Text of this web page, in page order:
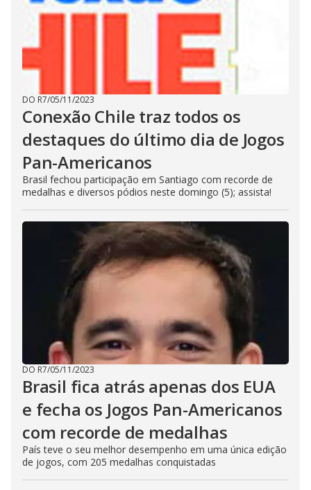
DO R7/05/11/2023
Conexão Chile traz todos os
destaques do último dia de Jogos
Pan-Americanos
Brasil fechou participação em Santiago com recorde de
medalhas e diversos pódios neste domingo (5); assista!
DO R7/05/11/2023
Brasil fica atrás apenas dos EUA
e fecha os Jogos Pan-Americanos
com recorde de medalhas
País teve o seu melhor desempenho em uma única edição
de jogos, com 205 medalhas conquistadas